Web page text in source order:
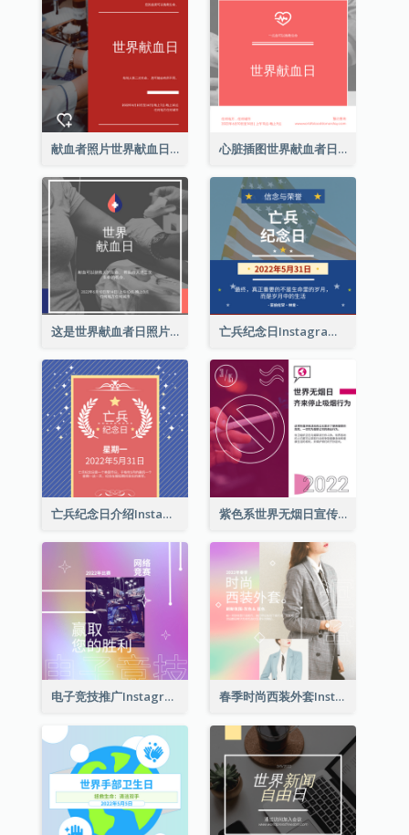
献血者照片世界献血日Instagram帖子 心脏插图世界献血者日Instagram帖子
这是世界献血者日照片Instagram帖子 亡兵纪念日Instagram帖子(附名言引用)
亡兵纪念日介绍Instagram帖子 紫色系世界无烟日宣传用Instagram帖子
电子竞技推广Instagram帖子 春季时尚西装外套Instagram帖子